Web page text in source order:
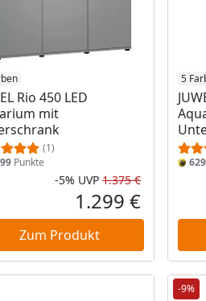
Preis
Rio 450 LED
mit
(1)
Punkte
Rabatt in
-5% UVP 1.375 €
Aktueller
1.299 €
Zum Produkt
5
629
-9%